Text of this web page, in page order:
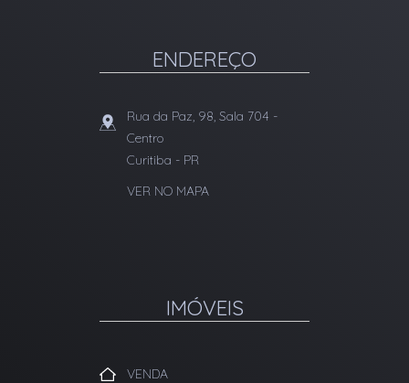
ENDEREÇO
Rua da Paz, 98, Sala 704 -
Centro
Curitiba - PR
VER NO MAPA
IMÓVEIS
VENDA